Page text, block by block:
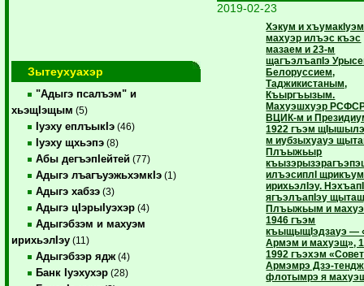
Зытеухуахэр
"Адыгэ псалъэм" и
хьэщIэщым (5)
Iуэху еплъыкIэ (46)
Iуэху щхьэпэ (8)
Абы дегъэпIейтей (77)
Адыгэ лъагъуэжьхэмкIэ (1)
Адыгэ хабзэ (3)
Адыгэ цIэрыIуэхэр (4)
Адыгэбзэм и махуэм
ирихьэлIэу (11)
Адыгэбзэр ядж (4)
Банк Iуэхухэр (28)
2019-02-23
Хэкум и
махуэр илъэс къэс
мазаем и 23-м
щагъэлъапIэ
Белоруссием,
Таджикистаным,
Къыргъызым.
Махуэшхуэр
ВЦИК-м и
1922 гъэм
м иубзыхуауэ
Плъыжьыр
илъэсиплI щрикъум
ирихьэлIэу.
ягъэлъапIэу
Плъыжьым и
1946 гъэм
къыщыщIэдзауэ —
Армэм и махуэщ»,
1992 гъэхэм «Совет
Армэмрэ Дзэ-
флотымрэ я